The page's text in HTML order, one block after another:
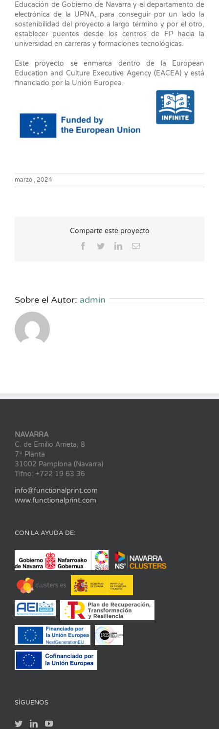
Educación de Gobierno de Navarra y el departamento de
electrónica de la UPNA, para conseguir por un lado la
sostenibilidad del proyecto a largo término y por el otro,
establecer puentes desde los centros de FP hacia la
universidad en carreras y formaciones tecnológicas.
Este proyecto se enmarca dentro de la European
Education and Culture Executive Agency (EACEA) y está
financiado por la Unión Europea.
marzo , 2024
Comparte este proyecto
Facebook
TwitterLinkedInCorreo
Sobre el Autor: admin
NAVARRA
C. de Emilio Arrieta, 8
7ª Planta
31002 Pamplona (Navarra)
Tlfno: +722 19 63 36
info@functionalprint.com
www.functionalprint.com
CON LA AYUDA DE:
SÍGUENOS